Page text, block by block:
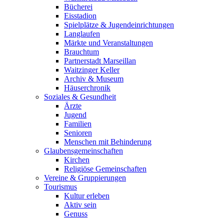
Bücherei
Eisstadion
Spielplätze & Jugendeinrichtungen
Langlaufen
Märkte und Veranstaltungen
Brauchtum
Partnerstadt Marseillan
Waitzinger Keller
Archiv & Museum
Häuserchronik
Soziales & Gesundheit
Ärzte
Jugend
Familien
Senioren
Menschen mit Behinderung
Glaubensgemeinschaften
Kirchen
Religiöse Gemeinschaften
Vereine & Gruppierungen
Tourismus
Kultur erleben
Aktiv sein
Genuss